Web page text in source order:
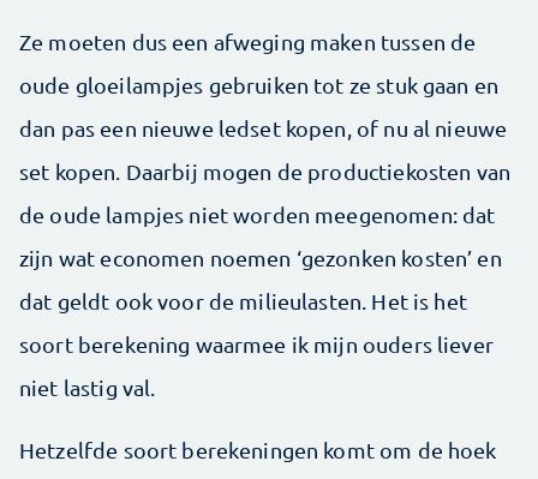
Ze moeten dus een afweging maken tussen de
oude gloeilampjes gebruiken tot ze stuk gaan en
dan pas een nieuwe ledset kopen, of nu al nieuwe
set kopen. Daarbij mogen de productiekosten van
de oude lampjes niet worden meegenomen: dat
zijn wat economen noemen ‘gezonken kosten’ en
dat geldt ook voor de milieulasten. Het is het
soort berekening waarmee ik mijn ouders liever
niet lastig val.
Hetzelfde soort berekeningen komt om de hoek